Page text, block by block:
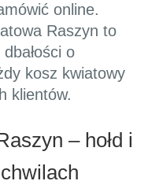
online.
Raszyn to
o
kosz kwiatowy
klientów.
– hołd i